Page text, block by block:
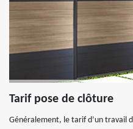
Tarif pose de clôture
Généralement, le tarif d’un travail